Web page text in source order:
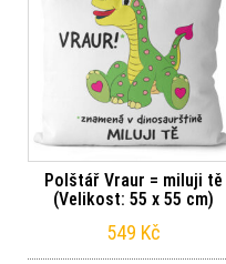
Polštář Vraur = miluji tě
(Velikost: 55 x 55 cm)
549 Kč